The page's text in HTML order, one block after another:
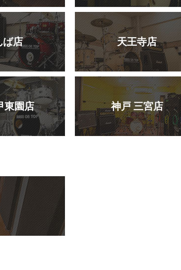
ば店 天王寺店
東園店 神戸 三宮店